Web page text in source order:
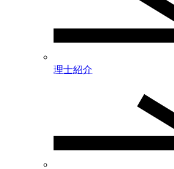
理士紹介